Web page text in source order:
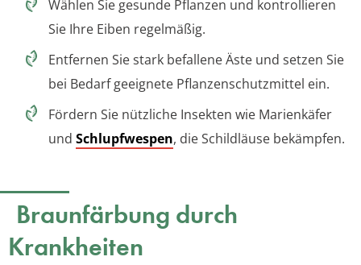
Wählen Sie gesunde Pflanzen und kontrollieren
Sie Ihre Eiben regelmäßig.
Entfernen Sie stark befallene Äste und setzen Sie
bei Bedarf geeignete Pflanzenschutzmittel ein.
Fördern Sie nützliche Insekten wie Marienkäfer
und Schlupfwespen, die Schildläuse bekämpfen.
Braunfärbung durch
Krankheiten